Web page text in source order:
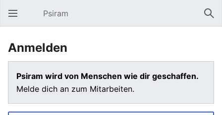
Hauptmenü öffnen Psiram
Anmelden
Psiram wird von Menschen wie dir geschaffen.
Melde dich an zum Mitarbeiten.